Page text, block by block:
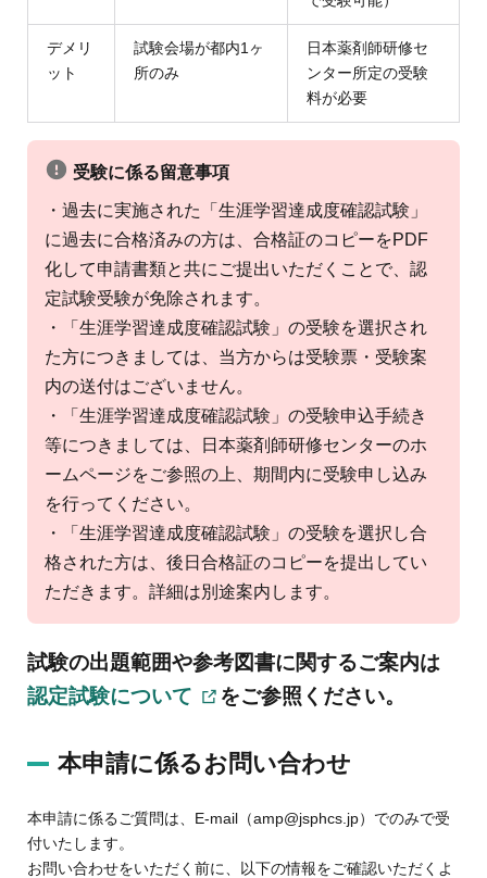
デメリ
ット
試験会場が都内1ヶ
所のみ
日本薬剤師研修セ
ンター所定の受験
料が必要
受験に係る留意事項
・過去に実施された「生涯学習達成度確認試験」
に過去に合格済みの方は、合格証のコピーをPDF
化して申請書類と共にご提出いただくことで、認
定試験受験が免除されます。
・「生涯学習達成度確認試験」の受験を選択され
た方につきましては、当方からは受験票・受験案
内の送付はございません。
・「生涯学習達成度確認試験」の受験申込手続き
等につきましては、日本薬剤師研修センターのホ
ームページをご参照の上、期間内に受験申し込み
を行ってください。
・「生涯学習達成度確認試験」の受験を選択し合
格された方は、後日合格証のコピーを提出してい
ただきます。詳細は別途案内します。
試験の出題範囲や参考図書に関するご案内は
認定試験について
をご参照ください。
本申請に係るお問い合わせ
本申請に係るご質問は、E-mail（amp@jsphcs.jp）でのみで受
付いたします。
お問い合わせをいただく前に、以下の情報をご確認いただくよ